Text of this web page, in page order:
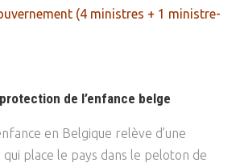
(4 ministres + 1 ministre-
de l’enfance belge
en Belgique relève d’une
qui place le pays dans le peloton de